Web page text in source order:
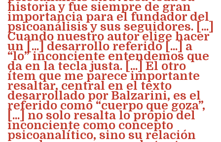
historia y fue siempre de gran
importancia para el fundador del
psicoanálisis y sus seguidores. [...]
Cuando nuestro autor elige hacer
un [...] desarrollo referido [...] a
“lo” inconciente entendemos que
da en la tecla justa. [...] El otro
ítem que me parece importante
resaltar, central en el texto
desarrollado por Balzarini, es el
referido como “cuerpo que goza”,
[...] no solo resalta lo propio del
inconciente como concepto
psicoanalítico, sino su relación